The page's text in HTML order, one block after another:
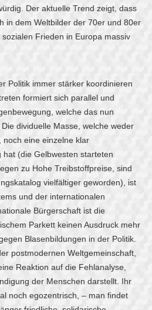
Der aktuelle Trend zeigt, dass
in dem Weltbilder der 70er und 80er
Frieden in Europa massiv
Politik immer stärker koordinieren
formiert sich parallel und
welche das nun
dividuelle Masse, welche weder
eine einzelne klar
(die Gelbwesten starteten
zu Hohe Treibstoffpreise, sind
vielfältiger geworden), ist
und der internationalen
Bürgerschaft ist die
Parkett keinen Ausdruck mehr
Blasenbildungen in der Politik.
postmodernen Weltgemeinschaft,
Reaktion auf die Fehlanalyse,
der Menschen darstellt. Ihr
noch egozentrisch, – man findet